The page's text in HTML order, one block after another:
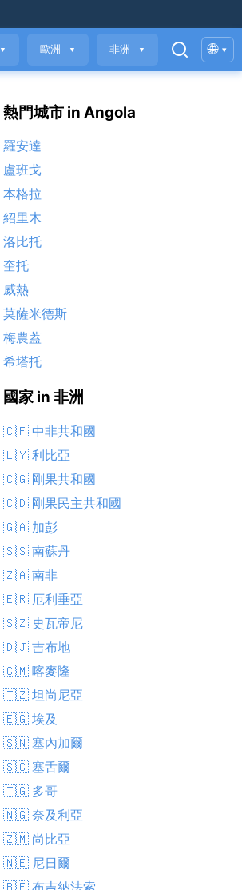
▼ 歐洲 ▼ 非洲 ▼ 🌐 ▾
熱門城市 in Angola
羅安達
盧班戈
本格拉
紹里木
洛比托
奎托
威熱
莫薩米德斯
梅農蓋
希塔托
國家 in 非洲
🇨🇫 中非共和國
🇱🇾 利比亞
🇨🇬 剛果共和國
🇨🇩 剛果民主共和國
🇬🇦 加彭
🇸🇸 南蘇丹
🇿🇦 南非
🇪🇷 厄利垂亞
🇸🇿 史瓦帝尼
🇩🇯 吉布地
🇨🇲 喀麥隆
🇹🇿 坦尚尼亞
🇪🇬 埃及
🇸🇳 塞內加爾
🇸🇨 塞舌爾
🇹🇬 多哥
🇳🇬 奈及利亞
🇿🇲 尚比亞
🇳🇪 尼日爾